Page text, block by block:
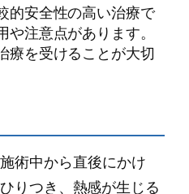
的安全性の高い治療で
注意点があります。
療を受けることが大切
施術中から直後にかけ
りつき、熱感が生じる